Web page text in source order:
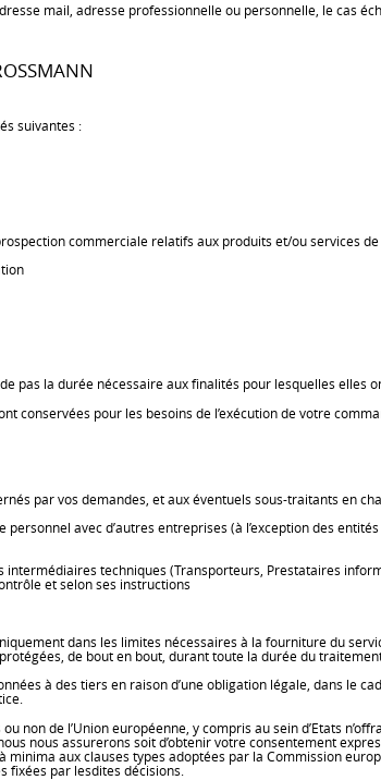
mail, adresse professionnelle ou personnelle, le cas
suivantes :
commerciale relatifs aux produits et/ou services de
pas la durée nécessaire aux finalités pour lesquelles elles
conservées pour les besoins de l’exécution de votre
par vos demandes, et aux éventuels sous-traitants en
personnel avec d’autres entreprises (à l’exception des
techniques (Transporteurs, Prestataires
et selon ses instructions
dans les limites nécessaires à la fourniture du
de bout en bout, durant toute la durée du
à des tiers en raison d’une obligation légale, dans le
non de l’Union européenne, y compris au sein d’Etats
nous assurerons soit d’obtenir votre consentement
aux clauses types adoptées par la Commission
fixées par lesdites décisions.